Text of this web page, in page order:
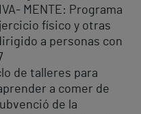
MENTE: Programa
físico y otras
a personas con
de talleres para
a comer de
de la